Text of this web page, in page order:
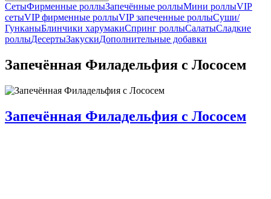
СетыФирменные роллыЗапечённые роллыМини роллыVIP
сетыVIP фирменные роллыVIP запеченные роллыСуши/
ГунканыБлинчики харумакиСпринг роллыСалатыСладкие
роллыДесертыЗакускиДополнительные добавки
Запечённая Филадельфия с Лососем
Запечённая Филадельфия с Лососем